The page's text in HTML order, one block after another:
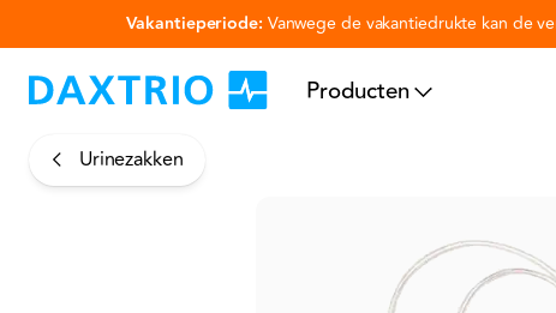
Vakantieperiode: Vanwege de vakantiedrukte kan de
Producten
Urinezakken